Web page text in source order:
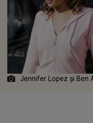
Jennifer Lopez și Ben